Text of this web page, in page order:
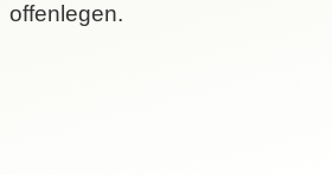
offenlegen.